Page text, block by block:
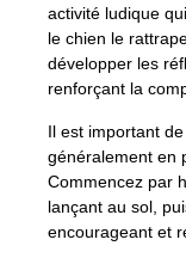
activité ludique
le chien le
développer les
renforçant la
Il est important
généralement en
Commencez par
lançant au sol,
encourageant et